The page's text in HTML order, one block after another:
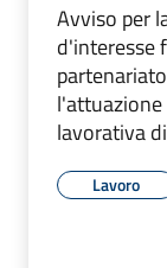
Avviso per
d'interesse
lavorativa
Lavoro